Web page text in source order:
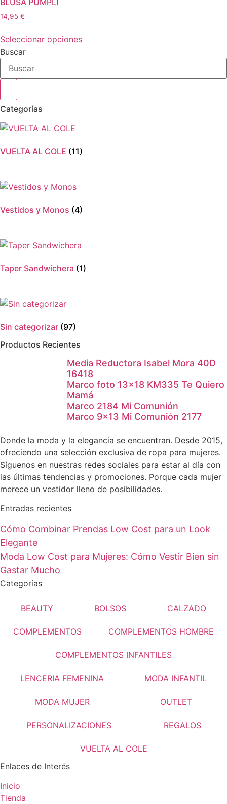
en
14,95 €
Seleccionar opcionesproducto
variantes.
en
Buscar
Categorías
VUELTA AL COLE (11)
Vestidos y Monos (4)
Taper Sandwichera (1)
Sin categorizar (97)
Productos Recientes
Media Reductora Isabel Mora 40D
16418
Marco foto 13×18 KM335 Te Quiero
Mamá
Marco 2184 Mi Comunión
Marco 9×13 Mi Comunión 2177
Donde la moda y la elegancia se encuentran. Desde 2015,
ofreciendo una selección exclusiva de ropa para mujeres.
Síguenos en nuestras redes sociales para estar al día con
las últimas tendencias y promociones. Porque cada mujer
merece un vestidor lleno de posibilidades.
Entradas recientes
Cómo Combinar Prendas Low Cost para un Look
Elegante
Moda Low Cost para Mujeres: Cómo Vestir Bien sin
Gastar Mucho
Categorías
BEAUTY BOLSOS CALZADO
COMPLEMENTOS COMPLEMENTOS HOMBRE
COMPLEMENTOS INFANTILES
LENCERIA FEMENINA MODA INFANTIL
MODA MUJER OUTLET
PERSONALIZACIONES REGALOS
VUELTA AL COLE
Enlaces de Interés
Inicio
Tienda